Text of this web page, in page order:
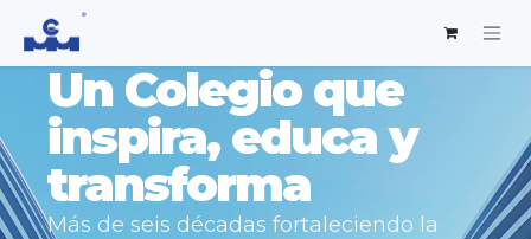
Un Colegio que
inspira, educa y
transforma
Más de seis décadas fortaleciendo la